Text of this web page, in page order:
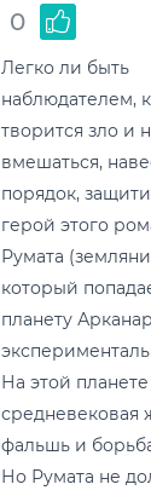
0
Легко ли быть
наблюдателем,
творится зло и
вмешаться,
порядок,
герой этого
Румата
который
планету
На этой
средневековая
фальшь и
Но Румата не